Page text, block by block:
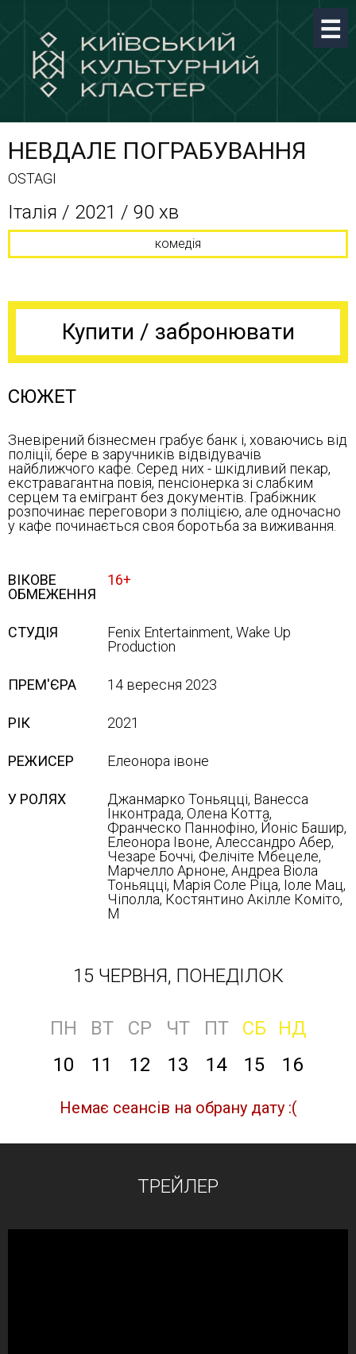
НЕВДАЛЕ ПОГРАБУВАННЯ
OSTAGI
Італія / 2021 / 90 хв
комедія
Купити / забронювати
СЮЖЕТ
Зневірений бізнесмен грабує банк і, ховаючись від
поліції, бере в заручників відвідувачів
найближчого кафе. Серед них - шкідливий пекар,
екстравагантна повія, пенсіонерка зі слабким
серцем та емігрант без документів. Грабіжник
розпочинає переговори з поліцією, але одночасно
у кафе починається своя боротьба за виживання.
ВІКОВЕ
ОБМЕЖЕННЯ
16+
СТУДІЯ
Fenix Entertainment, Wake Up
Production
ПРЕМ'ЄРА 14 вересня 2023
РІК 2021
РЕЖИСЕР Елеонора івоне
У РОЛЯХ
Джанмарко Тоньяцці, Ванесса
Інконтрада, Олена Котта,
Франческо Паннофіно, Йоніс Башир,
Елеонора Івоне, Алессандро Абер,
Чезаре Боччі, Фелічіте Мбецеле,
Марчелло Арноне, Андреа Віола
Тоньяцці, Марія Соле Ріца, Іоле Мац,
Чіполла, Костянтино Акілле Коміто,
М
15 ЧЕРВНЯ, ПОНЕДІЛОК
ПН ВТ СР ЧТ ПТ СБ
НД
10
11 12 13 14 15 16
Немає сеансів на обрану дату :(
ТРЕЙЛЕР